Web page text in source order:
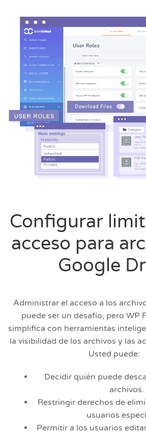
Configurar
acceso para
Google
Administrar el acceso a los
puede ser un desafío, pero WP
simplifica con herramientas
la visibilidad de los archivos y las
Usted puede:
Decidir quién puede
archivos.
Restringir derechos de
usuarios
Permitir a los usuarios